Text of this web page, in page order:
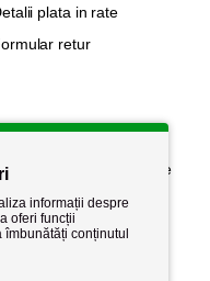
plata in rate
retur
de confidențialitate
de retur
si conditii
informații despre
oferi funcții
conținutul